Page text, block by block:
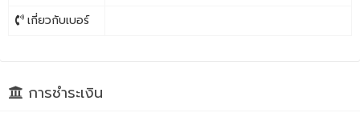
เกี่ยวกับเบอร์
การชำระเงิน